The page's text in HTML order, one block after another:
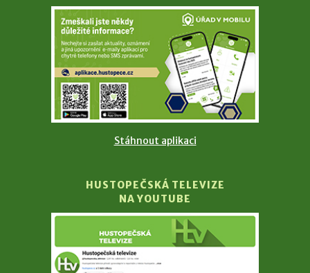
Stáhnout aplikaci
HUSTOPEČSKÁ TELEVIZE
NA YOUTUBE